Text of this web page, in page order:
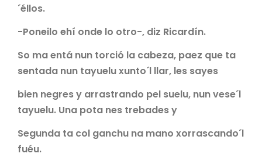
´éllos.
-Poneilo ehí onde lo otro-, diz Ricardín.
So ma entá nun torció la cabeza, paez que ta
sentada nun tayuelu xunto´l llar, les sayes
bien negres y arrastrando pel suelu, nun vese´l
tayuelu. Una pota nes trebades y
Segunda ta col ganchu na mano xorrascando´l
fuéu.